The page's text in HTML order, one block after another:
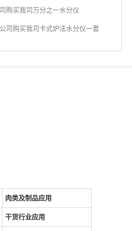
购买我司万分之一水分仪
司购买我司卡式炉法水分仪一套
肉类及制品应用
干货行业应用